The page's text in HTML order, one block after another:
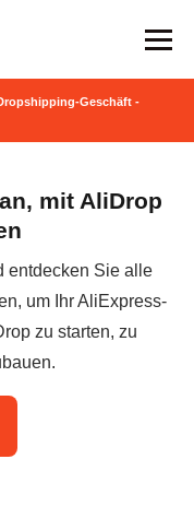
Geschäft -
mit AliDrop
entdecken Sie alle
um Ihr AliExpress-
zu starten, zu